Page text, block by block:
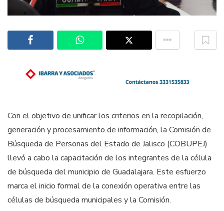
Con el objetivo de unificar los criterios en la recopilación,
generación y procesamiento de información, la Comisión de
Búsqueda de Personas del Estado de Jalisco (COBUPEJ)
llevó a cabo la capacitación de los integrantes de la célula
de búsqueda del municipio de Guadalajara. Este esfuerzo
marca el inicio formal de la conexión operativa entre las
células de búsqueda municipales y la Comisión.